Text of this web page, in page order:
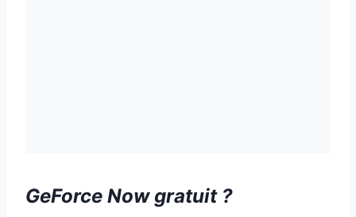
GeForce Now gratuit ?